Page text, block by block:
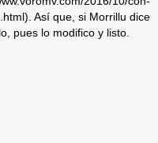
Así que, si Morrillu dice
pues lo modifico y listo.